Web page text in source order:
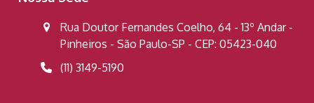
Rua Doutor Fernandes Coelho, 64 - 13º Andar -
Pinheiros - São Paulo-SP - CEP: 05423-040
(11) 3149-5190